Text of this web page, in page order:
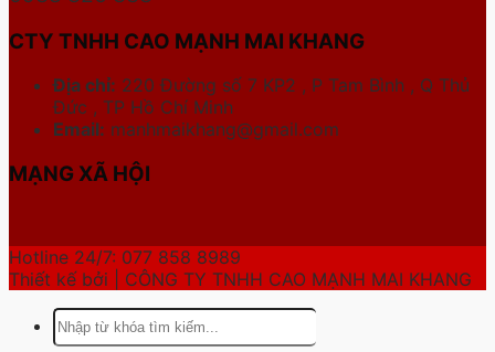
CTY TNHH CAO MẠNH MAI KHANG
Địa chỉ: 220 Đường số 7 KP2 , P Tam Bình , Q Thủ
Đức , TP Hồ Chí Minh
Email: manhmaikhang@gmail.com
MẠNG XÃ HỘI
Hotline 24/7: 077 858 8989
Thiết kế bởi | CÔNG TY TNHH CAO MẠNH MAI KHANG
Tìm
kiếm: